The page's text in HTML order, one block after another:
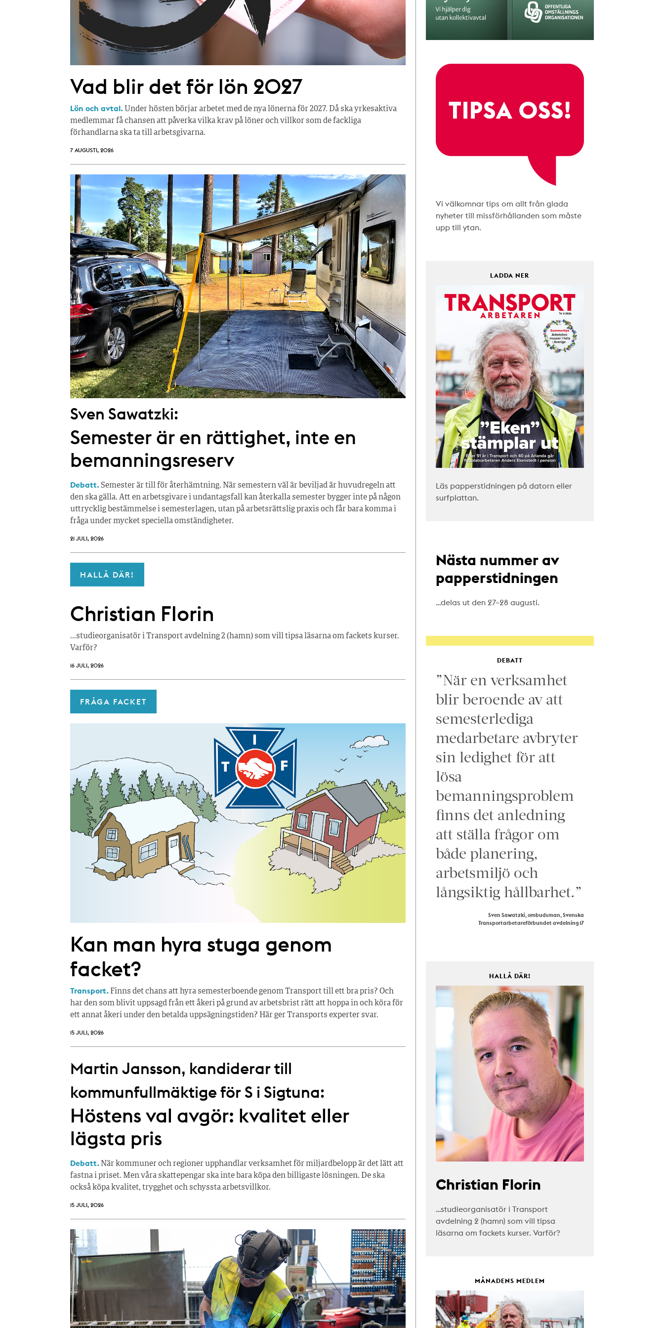
Vad blir det för lön 2027
Lön och avtal. Under hösten börjar arbetet med de nya lönerna för 2027. Då ska yrkesaktiva
medlemmar få chansen att påverka vilka krav på löner och villkor som de fackliga
förhandlarna ska ta till arbetsgivarna.
7 AUGUSTI, 2026
Sven Sawatzki:
Semester är en rättighet, inte en
bemanningsreserv
Debatt.Semester är till för återhämtning. När semestern väl är beviljad är huvudregeln att
den ska gälla. Att en arbetsgivare i undantagsfall kan återkalla semester bygger inte på någon
uttrycklig bestämmelse i semesterlagen, utan på arbetsrättslig praxis och får bara komma i
fråga under mycket speciella omständigheter.
21 JULI, 2026
HALLÅ DÄR!
Christian Florin
…studieorganisatör i Transport avdelning 2 (hamn) som vill tipsa läsarna om fackets kurser.
Varför?
16 JULI, 2026
FRÅGA FACKET
Kan man hyra stuga genom
facket?
Transport. Finns det chans att hyra semesterboende genom Transport till ett bra pris? Och
har den som blivit uppsagd från ett åkeri på grund av arbetsbrist rätt att hoppa in och köra för
ett annat åkeri under den betalda uppsägningstiden? Här ger Transports experter svar.
15 JULI, 2026
Martin Jansson, kandiderar till
kommunfullmäktige för S i Sigtuna:
Höstens val avgör: kvalitet eller
lägsta pris
Debatt. När kommuner och regioner upphandlar verksamhet för miljardbelopp är det lätt att
fastna i priset. Men våra skattepengar ska inte bara köpa den billigaste lösningen. De ska
också köpa kvalitet, trygghet och schyssta arbetsvillkor.
15 JULI, 2026
Vi välkomnar tips om allt från glada
nyheter till missförhållanden som måste
upp till ytan.
LADDA NER
Läs papperstidningen på datorn eller
surfplattan.
Nästa nummer av
papperstidningen
…delas ut den 27–28 augusti.
DEBATT
”När en verksamhet
blir beroende av att
semesterlediga
medarbetare avbryter
sin ledighet för att
lösa
bemanningsproblem
finns det anledning
att ställa frågor om
både planering,
arbetsmiljö och
långsiktig hållbarhet.”
Sven Sawatzki, ombudsman, Svenska
Transportarbetareförbundet avdelning 17
HALLÅ DÄR!
Christian Florin
…studieorganisatör i Transport
avdelning 2 (hamn) som vill tipsa
läsarna om fackets kurser. Varför?
MÅNADENS MEDLEM